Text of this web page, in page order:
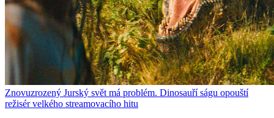
Znovuzrozený Jurský svět má problém. Dinosauří ságu opouští
režisér velkého streamovacího hitu